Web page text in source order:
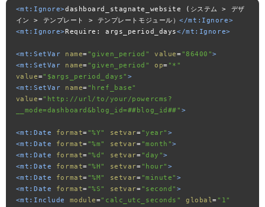
<mt:Ignore>dashboard_stagnate_website (システム > デザ
イン > テンプレート > テンプレートモジュール）</mt:Ignore>
<mt:Ignore>Require: args_period_days</mt:Ignore>
<mt:SetVar name= "given_period" value= "86400">
<mt:SetVar
name= "given_period" op= "*"
value="$args_period_days" >
<mt:SetVar
name= "href_base"
value="http://url/to/your/powercms?
__mode=dashboard&blog_id=##blog_id##" >
<mt:Date format= "%Y" setvar= "year" >
<mt:Date
format= "%m" setvar= "month">
<mt:Date
format= "%d" setvar= "day">
<mt:Date
format= "%H" setvar= "hour" >
<mt:Date
format= "%M" setvar= "minute" >
<mt:Date
format= "%S" setvar= "second" >
<mt:Include
module="calc_utc_seconds" global= "1"